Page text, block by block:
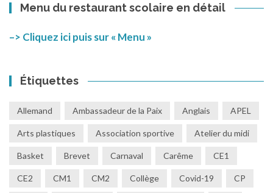
Menu du restaurant scolaire en détail
–> Cliquez ici puis sur « Menu »
Étiquettes
Allemand Ambassadeur de la Paix Anglais APEL
Arts plastiques Association sportive Atelier du midi
Basket Brevet Carnaval Carême CE1
CE2 CM1 CM2 Collège Covid-19 CP